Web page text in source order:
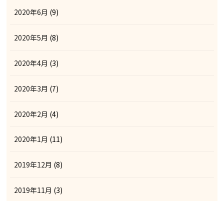
2020年6月 (9)
2020年5月 (8)
2020年4月 (3)
2020年3月 (7)
2020年2月 (4)
2020年1月 (11)
2019年12月 (8)
2019年11月 (3)